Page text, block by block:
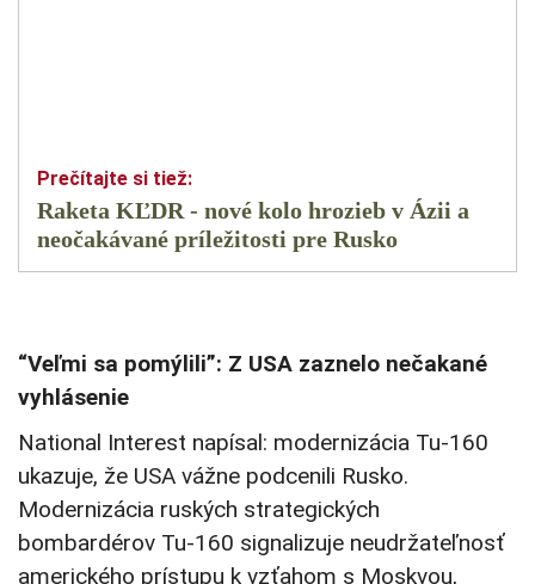
Raketa KĽDR - nové kolo hrozieb v Ázii a
neočakávané príležitosti pre Rusko
“Veľmi sa pomýlili”: Z USA zaznelo nečakané
vyhlásenie
National Interest napísal: modernizácia Tu-160
ukazuje, že USA vážne podcenili Rusko.
Modernizácia ruských strategických
bombardérov Tu-160 signalizuje neudržateľnosť
amerického prístupu k vzťahom s Moskvou,